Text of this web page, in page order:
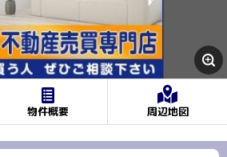
物件概要 周辺地図